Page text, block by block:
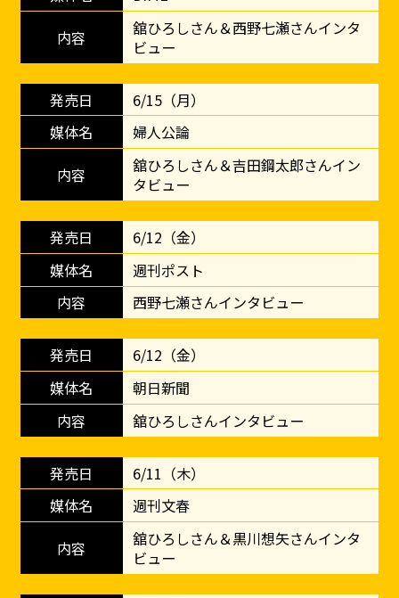
舘ひろしさん＆西野七瀬さんインタ
ビュー
6/15（月）
婦人公論
舘ひろしさん＆吉田鋼太郎さんイン
タビュー
6/12（金）
週刊ポスト
西野七瀬さんインタビュー
6/12（金）
朝日新聞
舘ひろしさんインタビュー
6/11（木）
週刊文春
舘ひろしさん＆黒川想矢さんインタ
ビュー